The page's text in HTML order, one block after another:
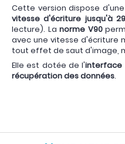
Cette version dispose d'une
vitesse d'écriture jusqu'à
lecture). Lanorme V90
avec une vitesse d'écriture
tout effet de saut d'image,
Elle est dotée de l'interface
récupération des données.